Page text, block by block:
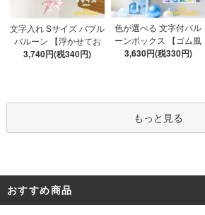
文字入れ Sサイズ バブル
バルーン 【浮かせてお
届け】 バルーン
3,740円(税340円)
色が選べる 文字付バル
ーンボックス 【ゴム風
船&文字パーツ付き】 DI
ツ52枚 推し活
3,630円(税330円)
もっと見る
おすすめ商品